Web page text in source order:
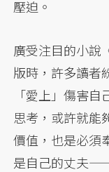
壓迫。
廣受注目的小說
版時，許多讀者
「愛上」傷害
思考，或許就能
價值，也是必
是自己的丈夫